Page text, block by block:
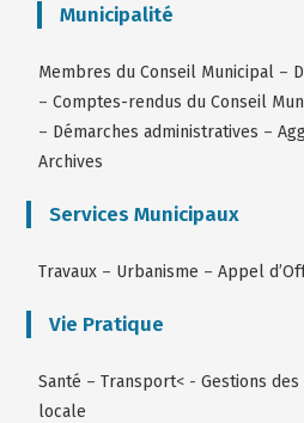
Municipalité
Membres du Conseil Municipal –
–Comptes-rendus du Conseil
– Démarches administratives –
Archives
Services Municipaux
Travaux – Urbanisme –Appel
Vie Pratique
Santé –Transport< -Gestions
locale